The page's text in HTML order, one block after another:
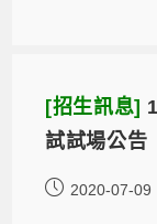
[招生訊息]
試試場公告
2020-07-09